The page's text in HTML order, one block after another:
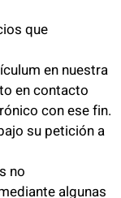
que
en nuestra
en contacto
con ese fin.
su petición a
no
algunas